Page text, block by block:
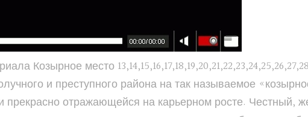
Козырное место
и преступного района на так называемое
прекрасно отражающейся на карьерном росте. Честный,